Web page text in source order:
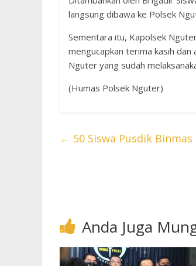
langsung dibawa ke Polsek
Sementara itu, Kapolsek
mengucapkan terima kasih dan
Nguter yang sudah
(Humas Polsek Nguter)
← 50 Siswa Pusdik
Anda Juga